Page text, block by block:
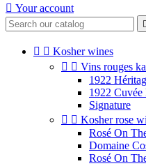
 Your account

  Kosher wines
  Vins rouges
1922
1922
Signature
  Kosher rose
Rosé On
Domaine
Rosé On